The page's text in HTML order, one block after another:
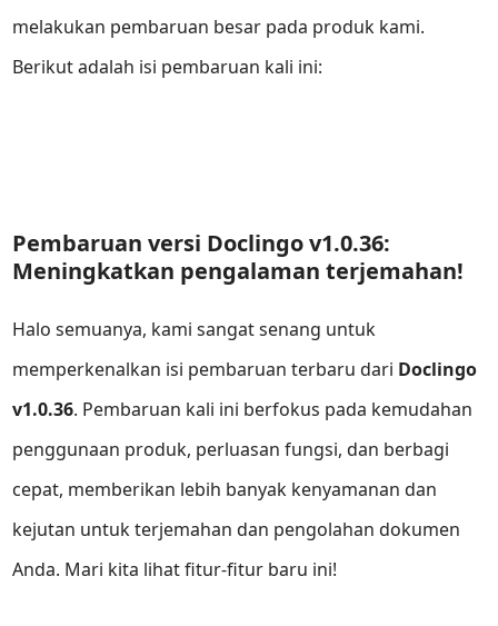
melakukan pembaruan besar pada produk kami.
Berikut adalah isi pembaruan kali ini:
Pembaruan versi Doclingo v1.0.36:
Meningkatkan pengalaman terjemahan!
Halo semuanya, kami sangat senang untuk
memperkenalkan isi pembaruan terbaru dari Doclingo
v1.0.36. Pembaruan kali ini berfokus pada kemudahan
penggunaan produk, perluasan fungsi, dan berbagi
cepat, memberikan lebih banyak kenyamanan dan
kejutan untuk terjemahan dan pengolahan dokumen
Anda. Mari kita lihat fitur-fitur baru ini!